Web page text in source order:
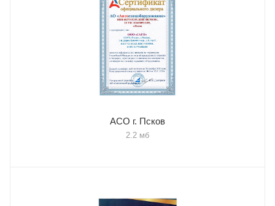
АСО г. Псков
2.2 мб